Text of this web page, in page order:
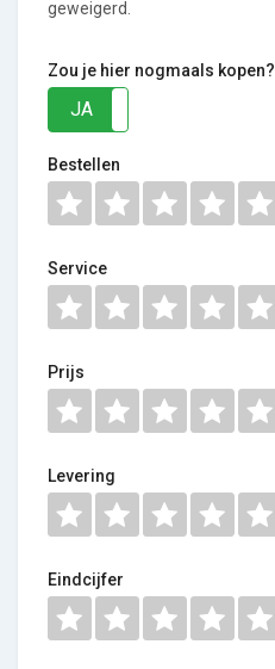
geweigerd.
Zou je hier nogmaals kopen?
JA
Bestellen
Service
Prijs
Levering
Eindcijfer